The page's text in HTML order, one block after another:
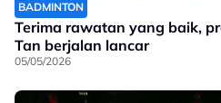
BADMINTON
Terima rawatan yang baik,
Tan berjalan lancar
05/05/2026